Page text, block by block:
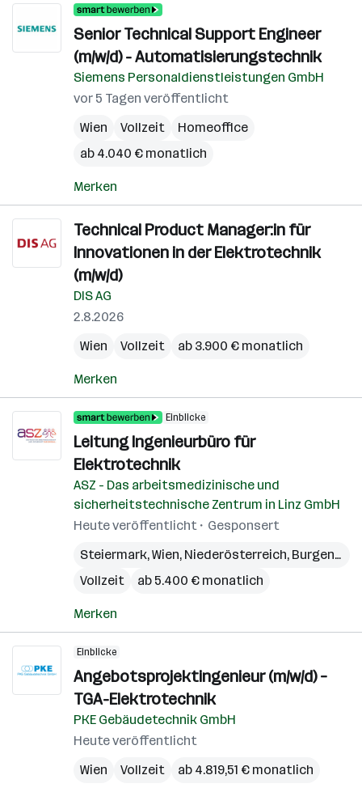
Senior Technical Support Engineer
(m/w/d) - Automatisierungstechnik
Siemens Personaldienstleistungen GmbH
vor 5 Tagen veröffentlicht
Wien
Vollzeit
Homeoffice
ab 4.040 € monatlich
Merken
Technical Product Manager:in für
Innovationen in der Elektrotechnik
(m/w/d)
DIS AG
2.8.2026
Wien
Vollzeit ab 3.900 € monatlich
Merken
Einblicke
Leitung Ingenieurbüro für
Elektrotechnik
ASZ - Das arbeitsmedizinische und
sicherheitstechnische Zentrum in Linz GmbH
Heute veröffentlicht
Gesponsert
Steiermark,Wien, Niederösterreich, Burgenland
Vollzeit
ab 5.400 € monatlich
Merken
Einblicke
Angebotsprojektingenieur (m/w/d) –
TGA-Elektrotechnik
PKE Gebäudetechnik GmbH
Heute veröffentlicht
Wien
Vollzeit ab 4.819,51 € monatlich